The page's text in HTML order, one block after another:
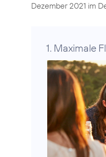
Dezember 2021 im
1. Maximale